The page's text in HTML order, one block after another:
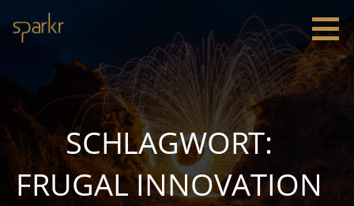
Inhalt
springen
Leadership
SCHLAGWORT:
FRUGAL INNOVATION